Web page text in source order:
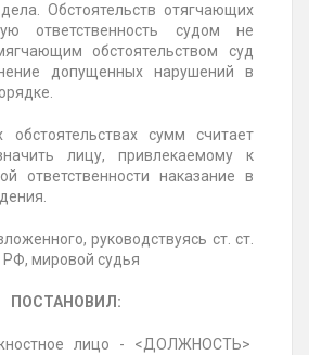
дела. Обстоятельств отягчающих
ответственность судом не
обстоятельством суд
допущенных нарушений в
обстоятельствах сумм считает
лицу, привлекаемому к
ответственности наказание в
руководствуясь ст. ст.
мировой судья
ПОСТАНОВИЛ:
лицо - <ДОЛЖНОСТЬ>